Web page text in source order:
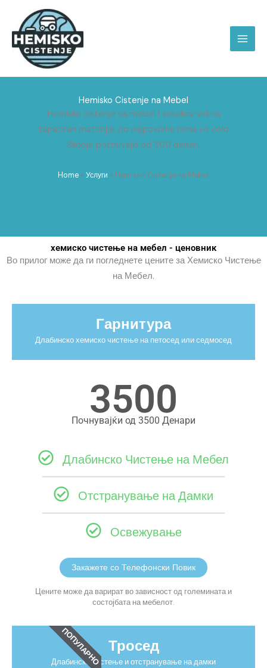
content
Hemisko Cistenje na Mebel
Hemisko cistenje na mebel i sekakov vid na
tapaciran materijal, po najpovolna cena vo celo
Skopje pocnuvajki od 300 denari.
Home » Услуги » Hemisko Cistenje na Mebel
хемиско чистење на мебел - ценовник
Во прилог може да ги погледнете цените за Хемиско Чистење
на Мебел.
Гарнитура
Длабинско хемиско чистење на петосед или седмосед​
3500
Почнувајќи од 3500 Денари
Длабинско Чистење на Мебел
Отстранување на Дамки
Освежување
Закажете со Телефонски Повик
Цените може да варират во зависност од големината и
состојбата на мебелот.
ПОПУЛАРНО Тросед
Длабинско чистење и отстранување на дамки